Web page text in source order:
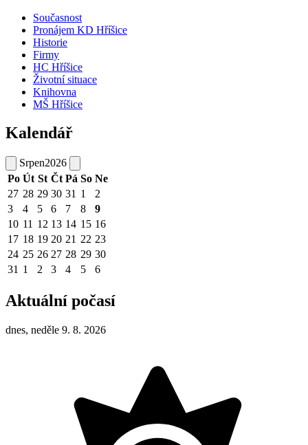
Současnost
Pronájem KD Hříšice
Historie
Firmy
HC Hříšice
Životní situace
Knihovna
MŠ Hříšice
Kalendář
Srpen2026
Po Út St Čt Pá So Ne
27 28 29 30 31 1
2
3
4 5 6 7 8
9
10 11 12 13 14 15 16
17 18 19 20 21 22 23
24 25 26 27 28 29 30
31 1 2 3 4 5 6
Aktuální počasí
dnes, neděle 9. 8. 2026